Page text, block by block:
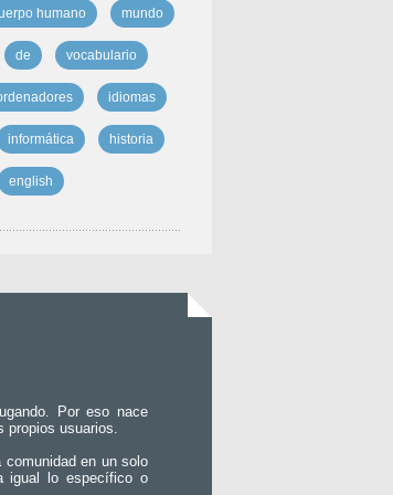
humano mundo
de vocabulario
idiomas
informática historia
english
Por eso nace
propios usuarios.
en un solo
igual lo específico o